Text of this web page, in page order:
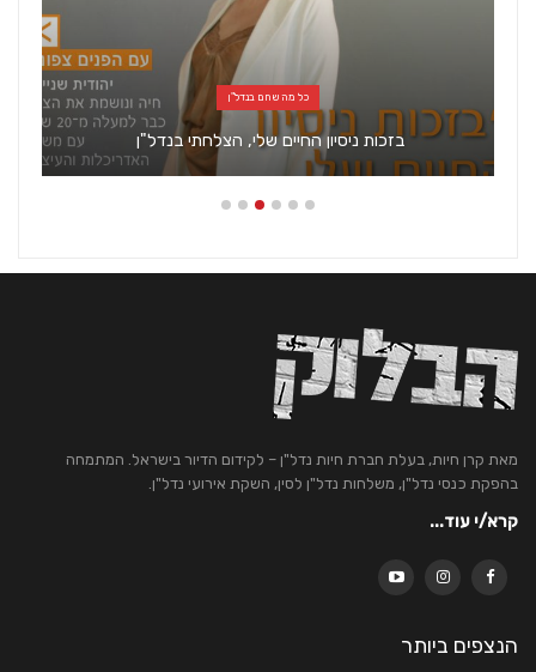
כל מה שחם בנדל"ן
בזכות ניסיון החיים שלי, הצלחתי בנדל"ן
מאת קרן חיות, בעלת חברת חיות נדל"ן – לקידום הדיור בישראל. המתמחה
בהפקת כנסי נדל"ן, משלחות נדל"ן לסין, השקת אירועי נדל"ן.
קרא/י עוד...
הנצפים ביותר